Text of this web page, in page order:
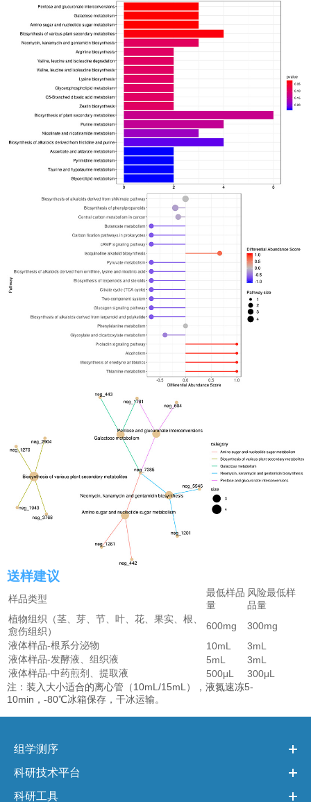
送样建议
样品类型
最低样品
量
风险最低样
品量
植物组织（茎、芽、节、叶、花、果实、根、
愈伤组织）
600mg
300mg
液体样品-根系分泌物
10mL
3mL
液体样品-发酵液、组织液
5mL
3mL
液体样品-中药煎剂、提取液
500μL
300μL
注：装入大小适合的离心管（10mL/15mL），液氮速冻5-
10min，-80℃冰箱保存，干冰运输。
组学测序
科研技术平台
科研工具